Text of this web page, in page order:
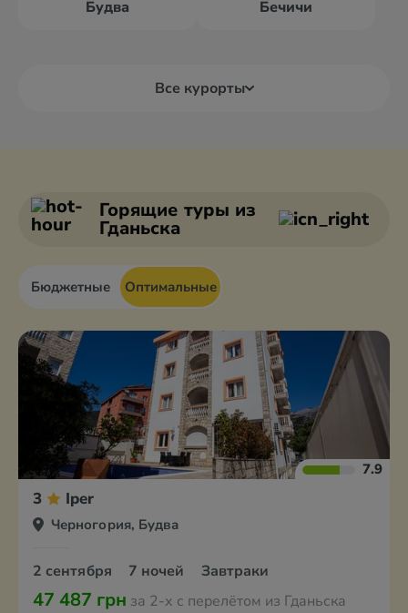
Будва Бечичи
Все курорты
Бечичи Герцег Нови
Горящие туры из
Гданьска
Бюджетные Оптимальные
7.9
3 Iper
Черногория, Будва
2 сентября 7 ночей Завтраки
47 487 грн за 2-х с перелётом из Гданьска